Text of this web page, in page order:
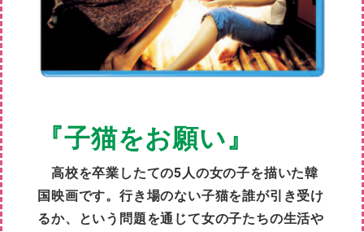
『子猫をお願い』
高校を卒業したての5人の女の子を描いた韓
国映画です。行き場のない子猫を誰が引き受け
るか、という問題を通じて女の子たちの生活や